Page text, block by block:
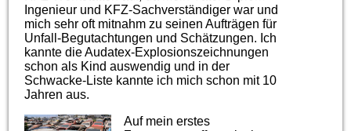
Ingenieur und KFZ-Sachverständiger war und
mich sehr oft mitnahm zu seinen Aufträgen für
Unfall-Begutachtungen und Schätzungen. Ich
kannte die Audatex-Explosionszeichnungen
schon als Kind auswendig und in der
Schwacke-Liste kannte ich mich schon mit 10
Jahren aus.
Auf mein erstes